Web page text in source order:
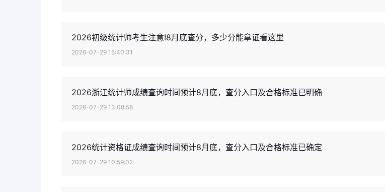
2026初级统计师考生注意!8月底查分，多少分能拿证看这里
2026-07-29 15:40:31
2026浙江统计师成绩查询时间预计8月底，查分入口及合格标准已明确
2026-07-29 13:08:58
2026统计资格证成绩查询时间预计8月底，查分入口及合格标准已确定
2026-07-29 10:59:02